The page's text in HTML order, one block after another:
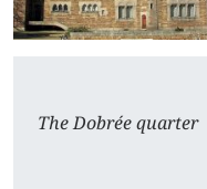
The Dobrée quarter